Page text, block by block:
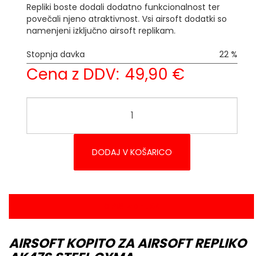
Repliki boste dodali dodatno funkcionalnost ter
povečali njeno atraktivnost. Vsi airsoft dodatki so
namenjeni izključno airsoft replikam.
Stopnja davka
22 %
Cena z DDV: 49,90 €
DODAJ V KOŠARICO
AIRSOFT KOPITO ZA AIRSOFT REPLIKO